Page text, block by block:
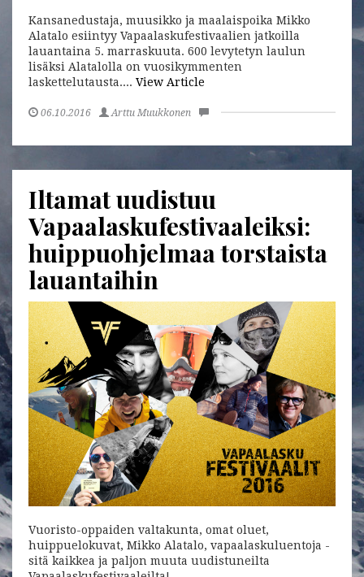
Kansanedustaja, muusikko ja maalaispoika Mikko
Alatalo esiintyy Vapaalaskufestivaalien jatkoilla
lauantaina 5. marraskuuta. 600 levytetyn laulun
lisäksi Alatalolla on vuosikymmenten
laskettelutausta.... View Article
06.10.2016 Arttu Muukkonen
Iltamat uudistuu
Vapaalaskufestivaaleiksi:
huippuohjelmaa torstaista
lauantaihin
Vuoristo-oppaiden valtakunta, omat oluet,
huippuelokuvat, Mikko Alatalo, vapaalaskuluentoja -
sitä kaikkea ja paljon muuta uudistuneilta